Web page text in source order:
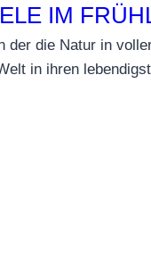
IM
die Natur in
in ihren